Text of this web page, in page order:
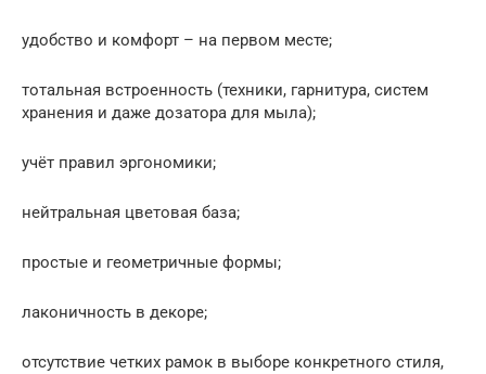
удобство и комфорт – на первом месте;
тотальная встроенность (техники, гарнитура, систем
хранения и даже дозатора для мыла);
учёт правил эргономики;
нейтральная цветовая база;
простые и геометричные формы;
лаконичность в декоре;
отсутствие четких рамок в выборе конкретного стиля,